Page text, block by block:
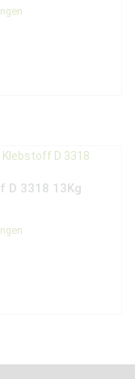
D 3318 13Kg